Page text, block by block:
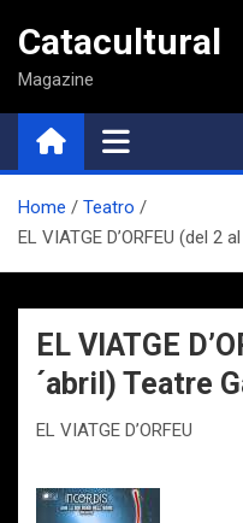
contenido
Catacultural
Magazine
Home
Teatro
EL VIATGE D’ORFEU (del 2
EL VIATGE
´abril) Teatre
EL VIATGE D’ORFEU